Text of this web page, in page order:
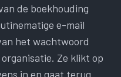
de boekhouding
e-mail
het wachtwoord
Ze klikt op
in en gaat terug